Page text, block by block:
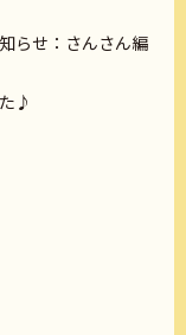
らせ：さんさん編
♪